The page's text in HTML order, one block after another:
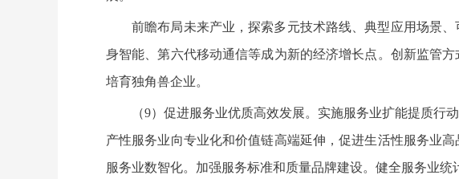
前瞻布局未来产业，探索多元技术路线、典型应用场景
身智能、第六代移动通信等成为新的经济增长点。创新监管
培育独角兽企业。
（9）促进服务业优质高效发展。实施服务业扩能提质
产性服务业向专业化和价值链高端延伸，促进生活性服务业
服务业数智化。加强服务标准和质量品牌建设。健全服务业统